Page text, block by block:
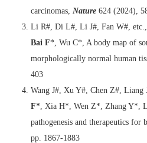
carcinomas, Nature 624 (2024),
Li R#, Di L#, Li J#, Fan W#,
Bai F*, Wu C*, A body map of
morphologically normal human
403
Wang J#, Xu Y#, Chen Z#,
F*, Xia H*, Wen Z*, Zhang Y*,
pathogenesis and therapeutics for
pp. 1867-1883